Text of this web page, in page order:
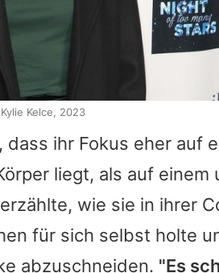
, dass ihr Fokus eher auf
liegt, als auf einem
wie sie in ihrer
für sich selbst holte
abzuschneiden. "Es
Kylie Kelce, 2023